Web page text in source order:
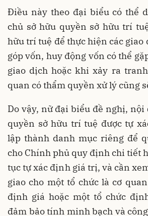
Điều này theo đại biểu có thể
chủ sở hữu quyền sở hữu trí
hữu trí tuệ để thực hiện các giao
góp vốn, huy động vốn có thể
giao dịch hoặc khi xảy ra
quan có thẩm quyền xử lý cũng
Do vậy, nữ đại biểu đề nghị, nội
quyền sở hữu trí tuệ được tự
lập thành danh mục riêng để
cho Chính phủ quy định chi tiết
tục tự xác định giá trị, và cần
giao cho một tổ chức là cơ
định giá hoặc một tổ chức
đảm bảo tính minh bạch và